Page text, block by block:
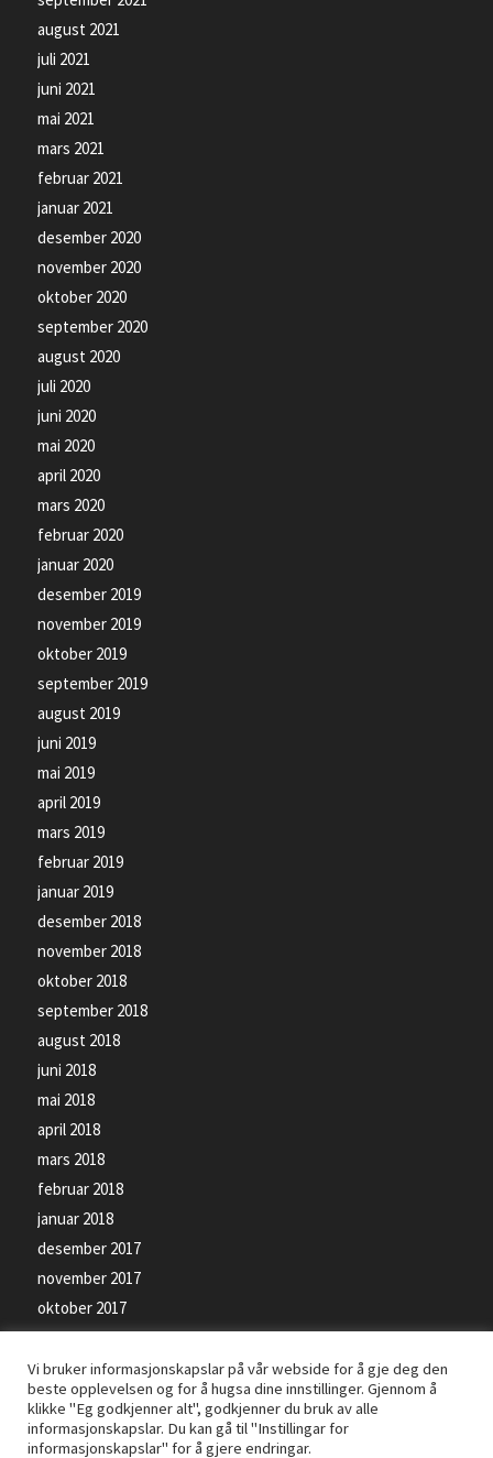
august 2021
juli 2021
juni 2021
mai 2021
mars 2021
februar 2021
januar 2021
desember 2020
november 2020
oktober 2020
september 2020
august 2020
juli 2020
juni 2020
mai 2020
april 2020
mars 2020
februar 2020
januar 2020
desember 2019
november 2019
oktober 2019
september 2019
august 2019
juni 2019
mai 2019
april 2019
mars 2019
februar 2019
januar 2019
desember 2018
november 2018
oktober 2018
september 2018
august 2018
juni 2018
mai 2018
april 2018
mars 2018
februar 2018
januar 2018
desember 2017
november 2017
oktober 2017
september 2017
Vi bruker informasjonskapslar på vår webside for å gje deg den
beste opplevelsen og for å hugsa dine innstillinger. Gjennom å
klikke "Eg godkjenner alt", godkjenner du bruk av alle
informasjonskapslar. Du kan gå til "Instillingar for
informasjonskapslar" for å gjere endringar.